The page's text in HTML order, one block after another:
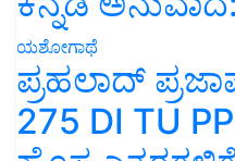
ಯಶೋಗಾಥೆ
ಪ್ರಹಲಾದ್
275 DI TU
ಹೊಸ ಎತ್ತರಗಳಿಗೆ